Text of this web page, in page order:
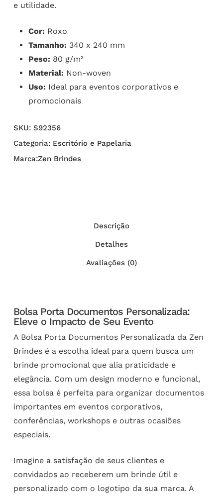
e utilidade.
Cor: Roxo
Tamanho: 340 x 240 mm
Peso: 80 g/m²
Material: Non-woven
Uso: Ideal para eventos corporativos e
promocionais
SKU: S92356
Categoria: Escritório e Papelaria
Marca:Zen Brindes
Descrição
Detalhes
Avaliações (0)
Bolsa Porta Documentos Personalizada:
Eleve o Impacto de Seu Evento
A Bolsa Porta Documentos Personalizada da Zen
Brindes é a escolha ideal para quem busca um
brinde promocional que alia praticidade e
elegância. Com um design moderno e funcional,
essa bolsa é perfeita para organizar documentos
importantes em eventos corporativos,
conferências, workshops e outras ocasiões
especiais.
Imagine a satisfação de seus clientes e
convidados ao receberem um brinde útil e
personalizado com o logotipo da sua marca. A